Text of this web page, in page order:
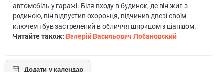
автомобіль у гаражі. Біля входу в будинок, де він жив з
родиною, він відпустив охоронця, відчинив двері своїм
ключем і був застрелений в обличчя шприцом з ціанідом.
Читайте також: Валерій Васильович Лобановский